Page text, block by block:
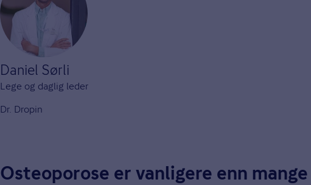
Daniel Sørli
Lege og daglig leder
Dr. Dropin
Osteoporose er vanligere enn